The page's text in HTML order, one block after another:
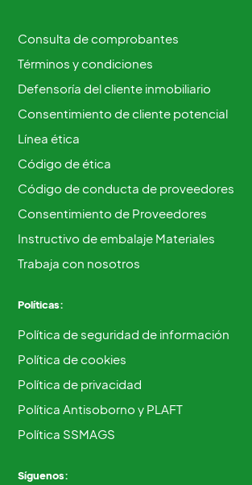
Consulta de comprobantes
Términos y condiciones
Defensoría del cliente inmobiliario
Consentimiento de cliente potencial
Línea ética
Código de ética
Código de conducta de proveedores
Consentimiento de Proveedores
Instructivo de embalaje Materiales
Trabaja con nosotros
Políticas:
Política de seguridad de información
Política de cookies
Política de privacidad
Política Antisoborno y PLAFT
Política SSMAGS
Síguenos: